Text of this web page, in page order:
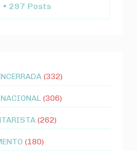
• 297 Posts
(332)
(306)
(262)
(180)